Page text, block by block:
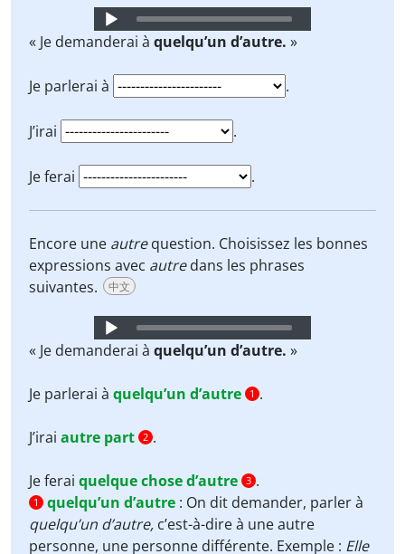
Audio
Player
« Je demanderai à quelqu’un d’autre. »
Je parlerai à .
J’irai .
Je ferai .
Encore une autrequestion. Choisissez les bonnes
expressions avec autredans les phrases
suivantes.
中文
Audio
Player
« Je demanderai à quelqu’un d’autre. »
Je parlerai à quelqu’un d’autre 1 .
J’irai autre part 2 .
Je ferai quelque chose d’autre 3 .
1 quelqu’un d’autre : On dit demander, parler à
quelqu’un d’autre, c’est-à-dire à une autre
personne, une personne différente. Exemple : Elle